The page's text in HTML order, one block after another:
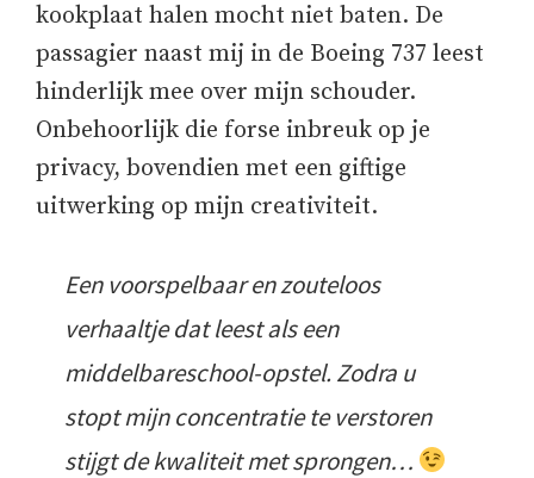
kookplaat halen mocht niet baten. De
passagier naast mij in de Boeing 737 leest
hinderlijk mee over mijn schouder.
Onbehoorlijk die forse inbreuk op je
privacy, bovendien met een giftige
uitwerking op mijn creativiteit.
Een voorspelbaar en zouteloos
verhaaltje dat leest als een
middelbareschool-opstel. Zodra u
stopt mijn concentratie te verstoren
stijgt de kwaliteit met sprongen…